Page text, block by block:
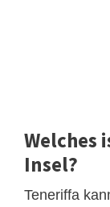
Welches
Insel?
Teneriffa